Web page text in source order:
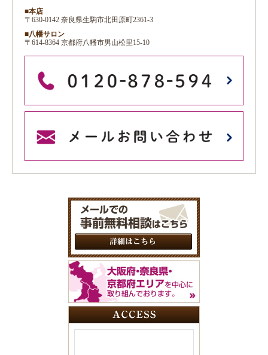
■本店
〒630-0142 奈良県生駒市北田原町2361-3
■八幡サロン
〒614-8364 京都府八幡市男山松里15-10